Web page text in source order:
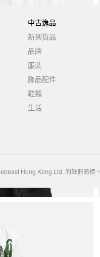
中古逸品
新到貨品
品牌
服裝
飾品配件
鞋類
生活
Hong Kong Ltd. 的註冊商標。